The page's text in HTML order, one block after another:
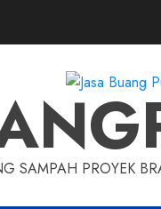
SAMPAH PROYEK